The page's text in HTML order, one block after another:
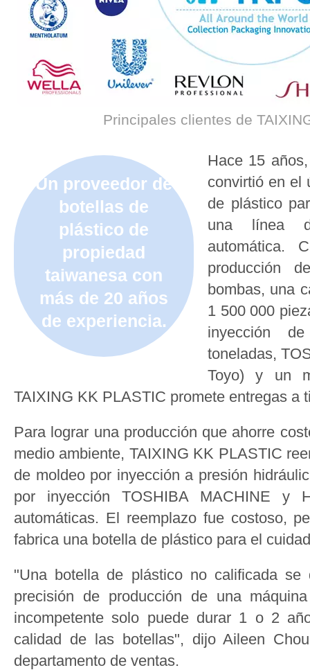
Principales clientes de
Un proveedor de
botellas de
plástico de
propiedad
taiwanesa con
más de 20 años
de experiencia.
Hace 15
convirtió en el
de plástico
una línea
automática.
producción
bombas, una
1 500 000
inyección
toneladas,
Toyo) y un
TAIXING KK PLASTIC promete entregas a
Para lograr una producción que ahorre
medio ambiente, TAIXING KK PLASTIC
de moldeo por inyección a presión
por inyección TOSHIBA MACHINE y
automáticas. El reemplazo fue costoso,
fabrica una botella de plástico para el
"Una botella de plástico no calificada
precisión de producción de una
incompetente solo puede durar 1 o 2
calidad de las botellas", dijo Aileen
departamento de ventas.